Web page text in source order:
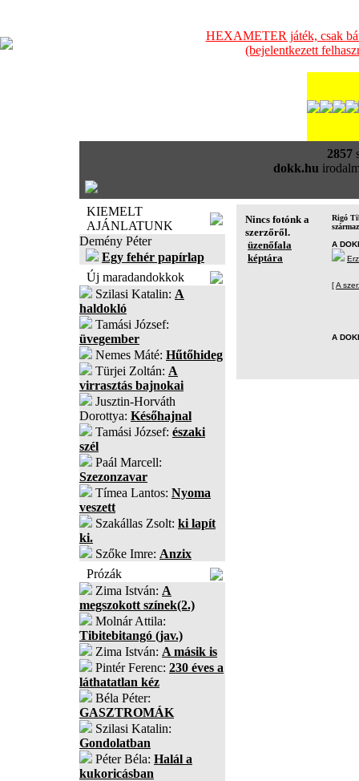
HEXAMETER játék, csak
(bejelentkezett
2857
dokk.hu
KIEMELT
AJÁNLATUNK
Demény Péter
Egy fehér papírlap
Új maradandokkok
Szilasi Katalin: A
haldokló
Tamási József:
üvegember
Nemes Máté: Hűtőhideg
Türjei Zoltán: A
virrasztás bajnokai
Jusztin-Horváth
Dorottya: Későhajnal
Tamási József: északi
szél
Paál Marcell:
Szezonzavar
Tímea Lantos: Nyoma
veszett
Szakállas Zsolt: ki lapít
ki.
Szőke Imre: Anzix
Prózák
Zima István: A
megszokott színek(2.)
Molnár Attila:
Tibitebitangó (jav.)
Zima István: A másik is
Pintér Ferenc: 230 éves a
láthatatlan kéz
Béla Péter:
GASZTROMÁK
Szilasi Katalin:
Gondolatban
Péter Béla: Halál a
kukoricásban
Nincs fotónk a
szerzőről.
üzenőfala
képtára
Rigó
A
[A
A